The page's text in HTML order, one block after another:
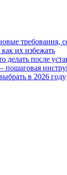
требования,
их избежать
после
пошаговая
в 2026 году